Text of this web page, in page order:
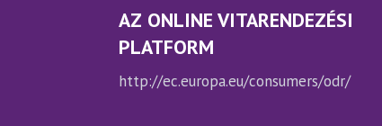
AZ ONLINE VITARENDEZÉSI
PLATFORM
http://ec.europa.eu/consumers/odr/